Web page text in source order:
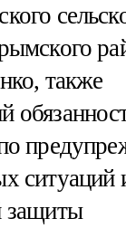
также
ситуаций
защиты